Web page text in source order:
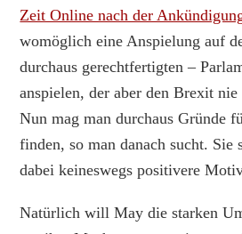
Zeit Online nach der
womöglich eine Anspielung auf
durchaus gerechtfertigten –
anspielen, der aber den Brexit
Nun mag man durchaus Gründe
finden, so man danach sucht. Sie
dabei keineswegs positivere
Natürlich will May die starken